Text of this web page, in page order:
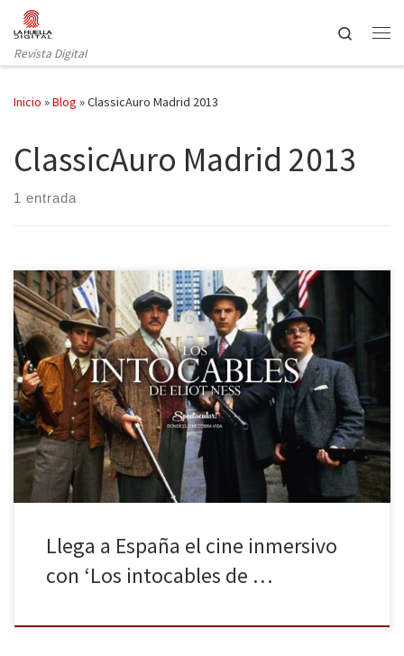
Saltar al contenido
Revista Digital
Search
Inicio »Blog »ClassicAuro Madrid 2013
ClassicAuro Madrid 2013
1 entrada
Spectacular Entertainment traerá a Madrid en noviembre el primer
evento de cine inmersivo en España, un espectáculo
completamente novedoso que proyectará y recreará, a través del
mítico título de Brian de Palma, el Chicago en los años de la Ley
Seca. ¿Cuántas veces hemos imaginado estar dentro de una de
[…]
Llega a España el cine inmersivo
con ‘Los intocables de …